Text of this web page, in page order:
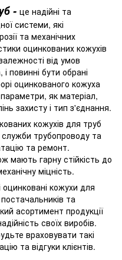
- це надійні та
системи, які
та механічних
оцинкованих кожухів
від умов
повинні бути обрані
оцинкованого кожуха
як матеріал,
захисту і тип з'єднання.
кожухів для труб
трубопроводу та
та ремонт.
мають гарну стійкість до
міцність.
оцинковані кожухи для
та
асортимент продукції
своїх виробів.
враховувати такі
та відгуки клієнтів.